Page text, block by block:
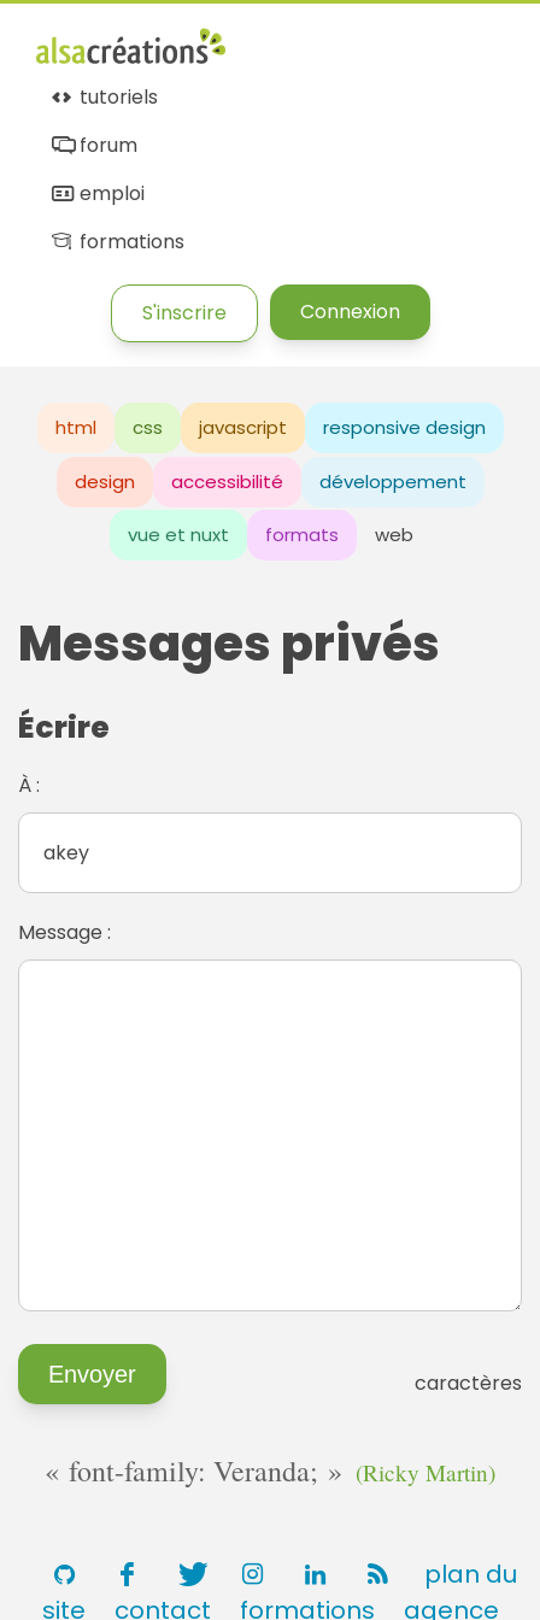
tutoriels
forum
emploi
formations
S'inscrire Connexion
html css javascript responsive design
design accessibilité développement
vue et nuxt formats web
Messages privés
Écrire
À :
Message :
caractères
font-family: Veranda; (Ricky Martin)
plan du
site
contact formations agence